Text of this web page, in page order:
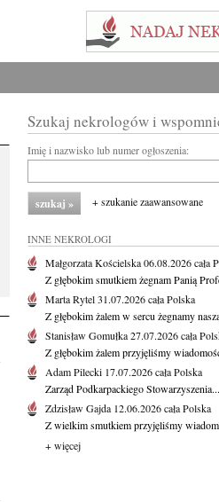
Szukaj nekrologów i
Imię i nazwisko lub numer ogłoszenia:
+ szukanie zaawansowane
INNE NEKROLOGI
Małgorzata Kościelska06.08.2026cała
Z głębokim smutkiem żegnam Panią
Marta Rytel31.07.2026cała Polska
Z głębokim żalem w sercu żegnamy
Stanisław Gomułka27.07.2026cała
Z głębokim żalem przyjęliśmy
Adam Pilecki 17.07.2026cała Polska
Zarząd Podkarpackiego Stowarzyszenia...
Zdzisław Gajda 12.06.2026cała Polska
Z wielkim smutkiem przyjęliśmy
+ więcej